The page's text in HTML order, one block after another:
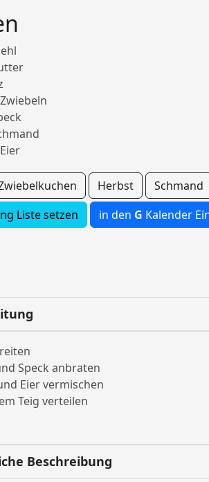
Herbst Schmand
Liste setzen in den G Kalender
Speck anbraten
Eier vermischen
Teig verteilen
Beschreibung